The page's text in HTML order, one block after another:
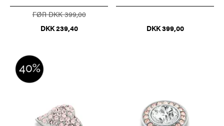
FØR DKK 399,00
DKK 239,40
DKK 399,00